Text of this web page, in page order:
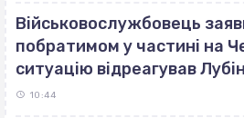
Військовослужбовець
побратимом у частині на
ситуацію відреагував
10:44